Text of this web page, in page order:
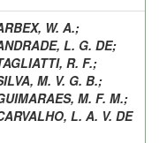
W. A.;
L. G. DE;
R. F.;
M. V. G. B.;
M. F. M.;
L. A. V. DE